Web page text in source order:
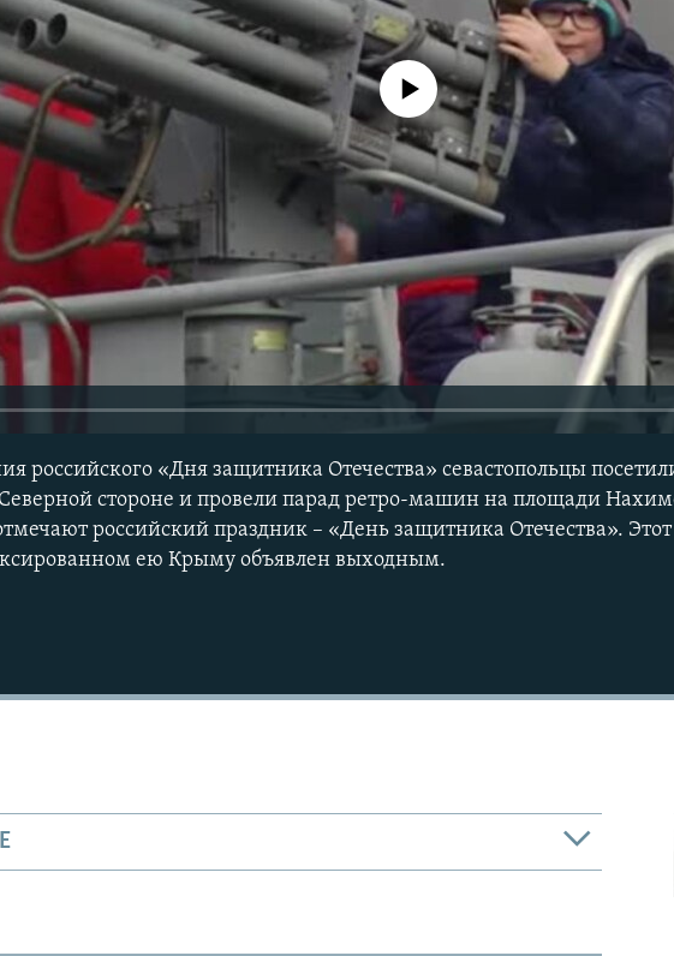
No media source currently available
российского «Дня защитника Отечества» севастопольцы
стороне и провели парад ретро-машин на площади
российский праздник – «День защитника Отечества». Этот
ею Крыму объявлен выходным.